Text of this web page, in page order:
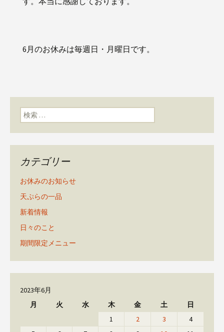
6月のお休みは毎週日・月曜日です。
検索:
カテゴリー
お休みのお知らせ
天ぷらの一品
新着情報
日々のこと
期間限定メニュー
2023年6月
月
火 水 木 金 土
日
1
2 3
4